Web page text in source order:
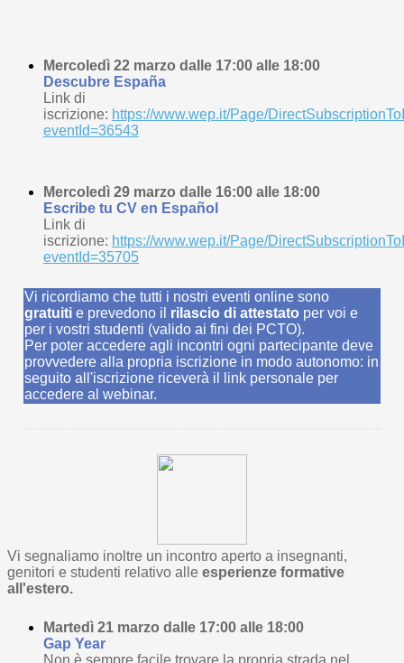
Mercoledì 22 marzo dalle 17:00 alle 18:00
Descubre España
Link di
iscrizione: https://www.wep.it/Page/
eventId=36543
Mercoledì 29 marzo dalle 16:00 alle 18:00
Escribe tu CV en Español
Link di
iscrizione: https://www.wep.it/Page/
eventId=35705
Vi ricordiamo che tutti i nostri eventi online sono
gratuiti e prevedono il rilascio di attestato per voi e
per i vostri studenti (valido ai fini dei PCTO).
Per poter accedere agli incontri ogni partecipante deve
provvedere alla propria iscrizione in modo autonomo: in
seguito all'iscrizione riceverà il link personale per
accedere al webinar.
Vi segnaliamo inoltre un incontro aperto a insegnanti,
genitori e studenti relativo alle esperienze formative
all'estero.
Martedì 21 marzo dalle 17:00 alle 18:00
Gap Year